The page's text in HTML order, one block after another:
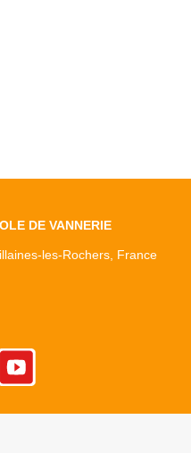
DE VANNERIE
les-Rochers, France